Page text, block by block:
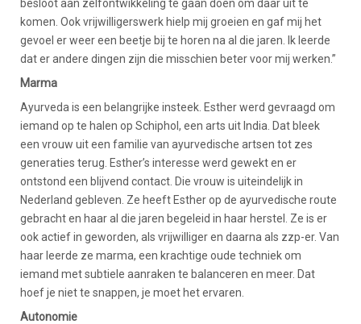
besloot aan zelfontwikkeling te gaan doen om daar uit te
komen. Ook vrijwilligerswerk hielp mij groeien en gaf mij het
gevoel er weer een beetje bij te horen na al die jaren. Ik leerde
dat er andere dingen zijn die misschien beter voor mij werken.”
Marma
Ayurveda is een belangrijke insteek. Esther werd gevraagd om
iemand op te halen op Schiphol, een arts uit India. Dat bleek
een vrouw uit een familie van ayurvedische artsen tot zes
generaties terug. Esther’s interesse werd gewekt en er
ontstond een blijvend contact. Die vrouw is uiteindelijk in
Nederland gebleven. Ze heeft Esther op de ayurvedische route
gebracht en haar al die jaren begeleid in haar herstel. Ze is er
ook actief in geworden, als vrijwilliger en daarna als zzp-er. Van
haar leerde ze marma, een krachtige oude techniek om
iemand met subtiele aanraken te balanceren en meer. Dat
hoef je niet te snappen, je moet het ervaren.
Autonomie